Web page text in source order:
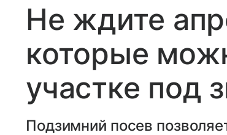
Не ждите
которые
участке под
Подзимний посев